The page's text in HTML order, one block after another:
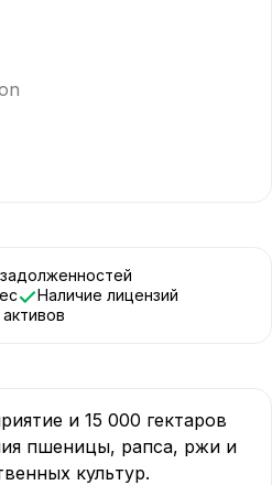
задолженностей
Наличие лицензий
и 15 000 гектаров
пшеницы, рапса, ржи и
культур.